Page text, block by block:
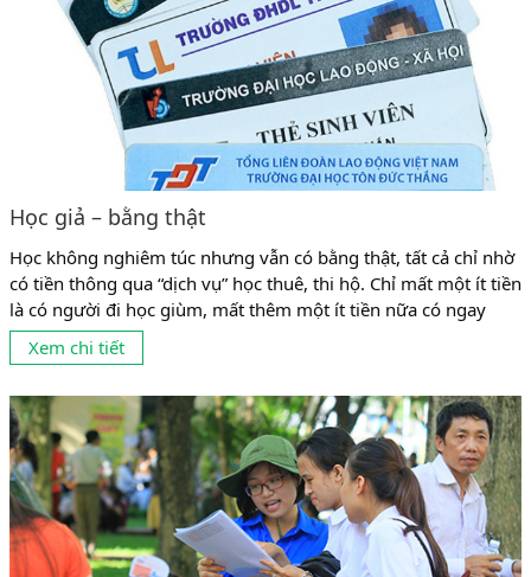
Học giả – bằng thật
Học không nghiêm túc nhưng vẫn có bằng thật, tất cả chỉ nhờ
có tiền thông qua “dịch vụ” học thuê, thi hộ. Chỉ mất một ít tiền
là có người đi học giùm, mất thêm một ít tiền nữa có ngay
người đi thi giùm. Chuyện học thuê, thi hộ (học giả, thi giả) đã
hợp pháp hóa cho những...
Xem chi tiết